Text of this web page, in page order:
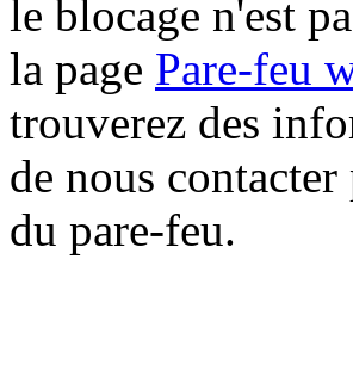
le blocage n'est
la page Pare-feu
trouverez des
de nous
du pare-feu.